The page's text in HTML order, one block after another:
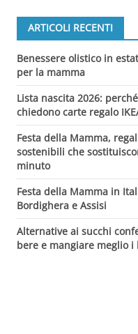
ARTICOLI RECENTI
Benessere olistico in
per la mamma
Lista nascita 2026:
chiedono carte regalo
Festa della Mamma,
sostenibili che
minuto
Festa della Mamma in
Bordighera e Assisi
Alternative ai succhi
bere e mangiare meglio i